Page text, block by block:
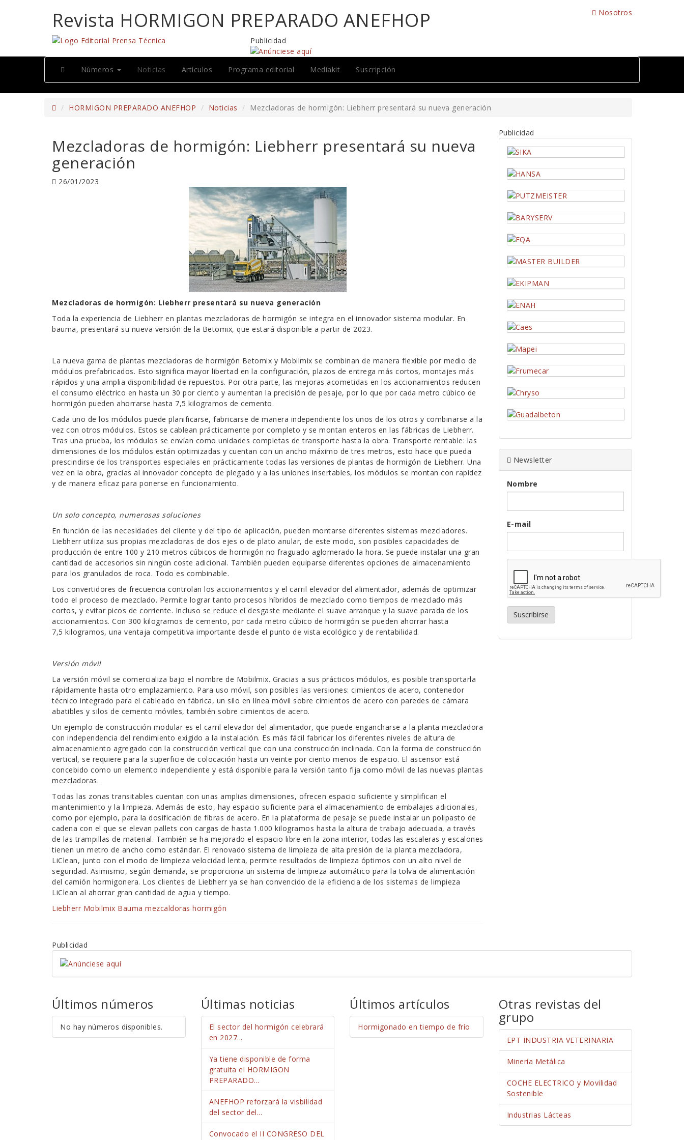
Revista HORMIGON PREPARADO ANEFHOP Nosotros
Publicidad
Números Noticias Artículos Programa editorial Mediakit Suscripción
HORMIGON PREPARADO ANEFHOP Noticias Mezcladoras de hormigón: Liebherr presentará su nueva generación
Mezcladoras de hormigón: Liebherr presentará su nueva
generación
26/01/2023
Mezcladoras de hormigón: Liebherr presentará su nueva generación
Toda la experiencia de Liebherr en plantas mezcladoras de hormigón se integra en el innovador sistema modular. En
bauma, presentará su nueva versión de la Betomix, que estará disponible a partir de 2023.
La nueva gama de plantas mezcladoras de hormigón Betomix y Mobilmix se combinan de manera flexible por medio de
módulos prefabricados. Esto significa mayor libertad en la configuración, plazos de entrega más cortos, montajes más
rápidos y una amplia disponibilidad de repuestos. Por otra parte, las mejoras acometidas en los accionamientos reducen
el consumo eléctrico en hasta un 30 por ciento y aumentan la precisión de pesaje, por lo que por cada metro cúbico de
hormigón pueden ahorrarse hasta 7,5 kilogramos de cemento.
Cada uno de los módulos puede planificarse, fabricarse de manera independiente los unos de los otros y combinarse a la
vez con otros módulos. Estos se cablean prácticamente por completo y se montan enteros en las fábricas de Liebherr.
Tras una prueba, los módulos se envían como unidades completas de transporte hasta la obra. Transporte rentable: las
dimensiones de los módulos están optimizadas y cuentan con un ancho máximo de tres metros, esto hace que pueda
prescindirse de los transportes especiales en prácticamente todas las versiones de plantas de hormigón de Liebherr. Una
vez en la obra, gracias al innovador concepto de plegado y a las uniones insertables, los módulos se montan con rapidez
y de manera eficaz para ponerse en funcionamiento.
Un solo concepto, numerosas soluciones
En función de las necesidades del cliente y del tipo de aplicación, pueden montarse diferentes sistemas mezcladores.
Liebherr utiliza sus propias mezcladoras de dos ejes o de plato anular, de este modo, son posibles capacidades de
producción de entre 100 y 210 metros cúbicos de hormigón no fraguado aglomerado la hora. Se puede instalar una gran
cantidad de accesorios sin ningún coste adicional. También pueden equiparse diferentes opciones de almacenamiento
para los granulados de roca. Todo es combinable.
Los convertidores de frecuencia controlan los accionamientos y el carril elevador del alimentador, además de optimizar
todo el proceso de mezclado. Permite lograr tanto procesos híbridos de mezclado como tiempos de mezclado más
cortos, y evitar picos de corriente. Incluso se reduce el desgaste mediante el suave arranque y la suave parada de los
accionamientos. Con 300 kilogramos de cemento, por cada metro cúbico de hormigón se pueden ahorrar hasta
7,5 kilogramos, una ventaja competitiva importante desde el punto de vista ecológico y de rentabilidad.
Versión móvil
La versión móvil se comercializa bajo el nombre de Mobilmix. Gracias a sus prácticos módulos, es posible transportarla
rápidamente hasta otro emplazamiento. Para uso móvil, son posibles las versiones: cimientos de acero, contenedor
técnico integrado para el cableado en fábrica, un silo en línea móvil sobre cimientos de acero con paredes de cámara
abatibles y silos de cemento móviles, también sobre cimientos de acero.
Un ejemplo de construcción modular es el carril elevador del alimentador, que puede engancharse a la planta mezcladora
con independencia del rendimiento exigido a la instalación. Es más fácil fabricar los diferentes niveles de altura de
almacenamiento agregado con la construcción vertical que con una construcción inclinada. Con la forma de construcción
vertical, se requiere para la superficie de colocación hasta un veinte por ciento menos de espacio. El ascensor está
concebido como un elemento independiente y está disponible para la versión tanto fija como móvil de las nuevas plantas
mezcladoras.
Todas las zonas transitables cuentan con unas amplias dimensiones, ofrecen espacio suficiente y simplifican el
mantenimiento y la limpieza. Además de esto, hay espacio suficiente para el almacenamiento de embalajes adicionales,
como por ejemplo, para la dosificación de fibras de acero. En la plataforma de pesaje se puede instalar un polipasto de
cadena con el que se elevan pallets con cargas de hasta 1.000 kilogramos hasta la altura de trabajo adecuada, a través
de las trampillas de material. También se ha mejorado el espacio libre en la zona interior, todas las escaleras y escalones
tienen un metro de ancho como estándar. El renovado sistema de limpieza de alta presión de la planta mezcladora,
LiClean, junto con el modo de limpieza velocidad lenta, permite resultados de limpieza óptimos con un alto nivel de
seguridad. Asimismo, según demanda, se proporciona un sistema de limpieza automático para la tolva de alimentación
del camión hormigonera. Los clientes de Liebherr ya se han convencido de la eficiencia de los sistemas de limpieza
LiClean al ahorrar gran cantidad de agua y tiempo.
Liebherr Mobilmix Bauma mezcaldoras hormigón
Publicidad
Newsletter
Nombre
E-mail
Suscribirse
Publicidad
Últimos números
No hay números disponibles.
Últimas noticias
El sector del hormigón celebrará
en 2027...
Ya tiene disponible de forma
gratuita el HORMIGON
PREPARADO...
ANEFHOP reforzará la visbilidad
del sector del...
Convocado el II CONGRESO DEL
Últimos artículos
Hormigonado en tiempo de frío
Otras revistas del
grupo
EPT INDUSTRIA VETERINARIA
Minería Metálica
COCHE ELECTRICO y Movilidad
Sostenible
Industrias Lácteas